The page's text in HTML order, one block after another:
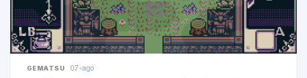
GEMATSU 07-ago